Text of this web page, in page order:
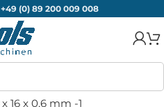
+49 (0) 89 200 009 008